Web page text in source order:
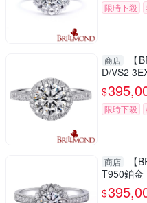
限時下殺
商店
【
D/VS2
S2 3EX
$
限時下殺
商店
【
T950鉑金
$